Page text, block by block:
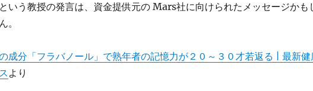
いう教授の発言は、資金提供元の Mars社に向けられたメッセージかも
。
成分「フラバノール」で熟年者の記憶力が２０～３０才若返る | 最新健
より